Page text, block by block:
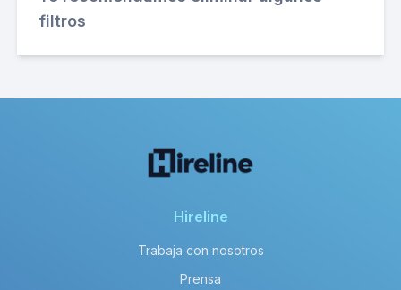
filtros
Hireline
Trabaja con nosotros
Prensa